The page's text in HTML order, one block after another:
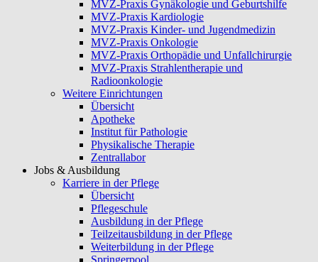
MVZ-Praxis Gynäkologie und Geburtshilfe
MVZ-Praxis Kardiologie
MVZ-Praxis Kinder- und Jugendmedizin
MVZ-Praxis Onkologie
MVZ-Praxis Orthopädie und Unfallchirurgie
MVZ-Praxis Strahlentherapie und
Radioonkologie
Weitere Einrichtungen
Übersicht
Apotheke
Institut für Pathologie
Physikalische Therapie
Zentrallabor
Jobs & Ausbildung
Karriere in der Pflege
Übersicht
Pflegeschule
Ausbildung in der Pflege
Teilzeitausbildung in der Pflege
Weiterbildung in der Pflege
Springerpool